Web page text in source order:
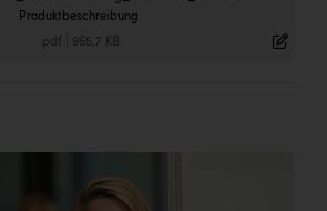
Produktbeschreibung
.pdf 965,7 KB